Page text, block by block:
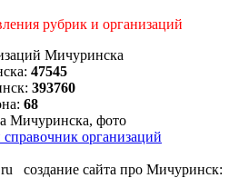
рубрик и организаций
Мичуринска
47545
393760
68
организаций
создание сайта про Мичуринск: